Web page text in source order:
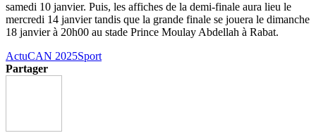
samedi 10 janvier. Puis, les affiches de la demi-finale aura lieu le
mercredi 14 janvier tandis que la grande finale se jouera le dimanche
18 janvier à 20h00 au stade Prince Moulay Abdellah à Rabat.
ActuCAN 2025Sport
Partager